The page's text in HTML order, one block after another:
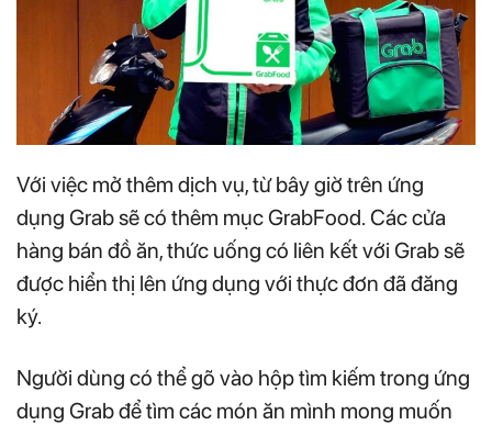
Với việc mở thêm dịch vụ, từ bây giờ trên ứng
dụng Grab sẽ có thêm mục GrabFood. Các cửa
hàng bán đồ ăn, thức uống có liên kết với Grab sẽ
được hiển thị lên ứng dụng với thực đơn đã đăng
ký.
Người dùng có thể gõ vào hộp tìm kiếm trong ứng
dụng Grab để tìm các món ăn mình mong muốn